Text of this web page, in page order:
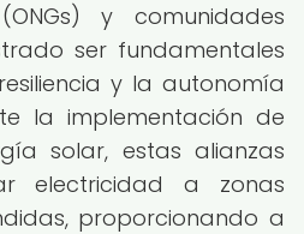
y comunidades
ser fundamentales
y la autonomía
la implementación de
solar, estas alianzas
electricidad a zonas
proporcionando a